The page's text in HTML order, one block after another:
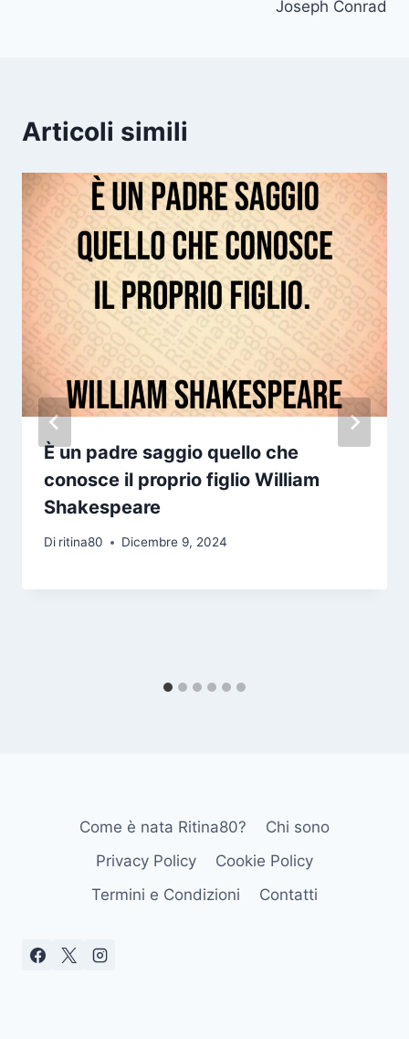
Joseph Conrad
Articoli simili
È un padre saggio quello che
conosce il proprio figlio William
Shakespeare
Di ritina80 Dicembre 9, 2024
Come è nata Ritina80?
Chi sono
Privacy Policy
Cookie Policy
Termini e Condizioni
Contatti